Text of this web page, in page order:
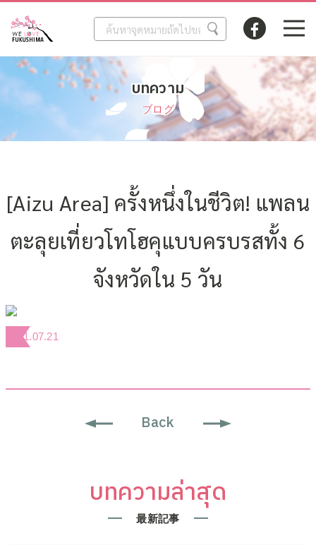
บทความ
ブログ
[Aizu Area] ครั้งหนึ่งในชีวิต! แพลน
ตะลุยเที่ยวโทโฮคุแบบครบรสทั้ง 6
จังหวัดใน 5 วัน
2021.07.21
Back
บทความล่าสุด
最新記事